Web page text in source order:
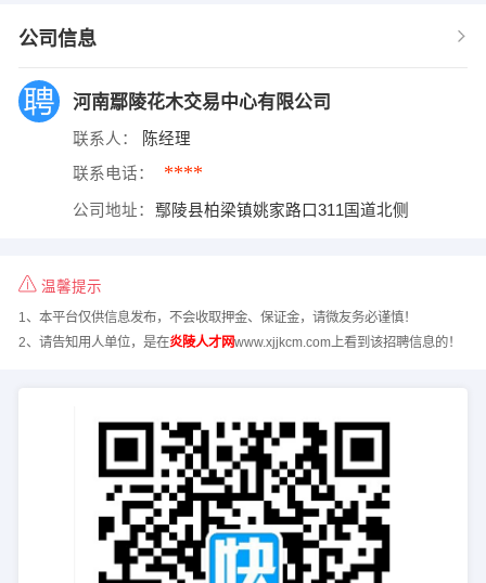
公司信息
河南鄢陵花木交易中心有限公司
联系人： 陈经理
联系电话： ****
公司地址： 鄢陵县柏梁镇姚家路口311国道北侧
温馨提示
1、本平台仅供信息发布，不会收取押金、保证金，请微友务必谨慎！
2、请告知用人单位，是在炎陵人才网www.xjjkcm.com上看到该招聘信息的！